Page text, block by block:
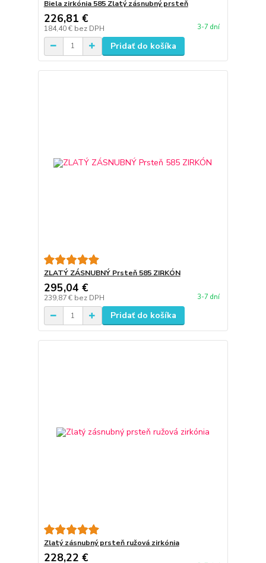
Biela zirkónia 585 Zlatý zásnubný prsteň
226,81 €
184,40 € bez DPH 3-7 dní
Pridať do košíka
ZLATÝ ZÁSNUBNÝ Prsteň 585 ZIRKÓN
295,04 €
239,87 € bez DPH 3-7 dní
Pridať do košíka
Zlatý zásnubný prsteň ružová zirkónia
228,22 €